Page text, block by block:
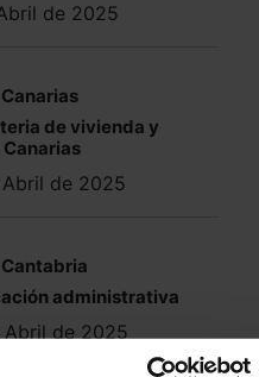
de 2025
de vivienda y
de 2025
administrativa
de 2025